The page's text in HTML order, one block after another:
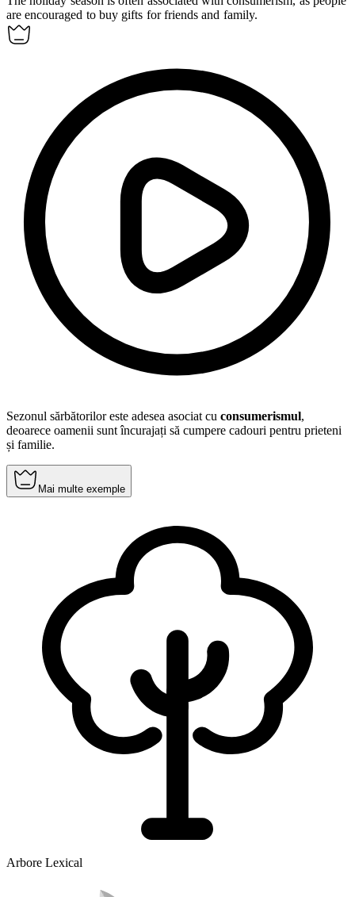
are encouraged to buy gifts for friends and family.
Sezonul sărbătorilor este adesea asociat cu consumerismul,
deoarece oamenii sunt încurajați să cumpere cadouri pentru prieteni
și familie.
Mai multe exemple
Arbore Lexical